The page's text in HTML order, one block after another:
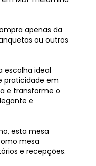
apenas da
ou outros
escolha ideal
praticidade em
e transforme o
e
esta mesa
mesa
e recepções.